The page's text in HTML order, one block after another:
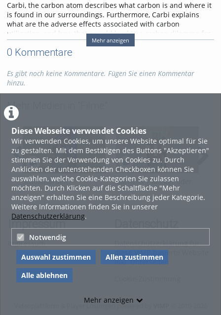
Diese Webseite verwendet Cookies
Wir verwenden Cookies, um unsere Website optimal für Sie
zu gestalten. Mit dem Bestätigen des Buttons "Akzeptieren"
stimmen Sie der Verwendung von Cookies zu. Durch
Anklicken der untenstehenden Checkboxen können Sie
auswählen, welche Cookie-Kategorien Sie zulassen
möchten. Durch Klicken auf die Schaltfläche "Mehr
anzeigen" erhalten Sie eine Beschreibung jeder Kategorie.
Weitere Informationen finden Sie in unserer
Datenschutzerklärung.
Notwendig
Auswahl zustimmen
Allen zustimmen
Alle ablehnen
Mehr anzeigen
Carbi, the carbon atom describes what carbon is and where it
is found in our surroundings. Furthermore, Carbi explains
what are the adverse effects associated with carbon
utilization, and how these could lead to a carbon dilemma for
us.
Tags:
carbon
carbi
carbon dilemma
Kategorien: Fachgebiete,
Wissenschaft
Verfahrenstechnik
Mehr anzeigen
0 Kommentare
Es gibt noch keine Kommentare. Fügen Sie einen Kommentar
hinzu.
Mehr Medien in "Filme"
Studienarbeit
Energietechnik: Entwurf
einer Windkraftanlage
Bachelor / Master oder
Diplom?
Impressum
Impressum
Datenschutzerklärung für
diese ViMP-basierte Website
inkl. Unterseiten
Videoplattform & Player Lösungen powered by